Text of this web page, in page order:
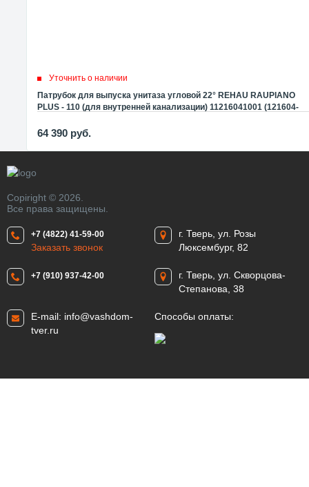
Уточнить о наличии
Патрубок для выпуска унитаза угловой 22° REHAU RAUPIANO
PLUS - 110 (для внутренней канализации) 11216041001 (121604-
64 390 руб.
Copiright © 2026.
Все права защищены.
+7 (4822) 41-59-00
Заказать звонок
г. Тверь, ул. Розы
Люксембург, 82
+7 (910) 937-42-00
г. Тверь, ул. Скворцова-
Степанова, 38
E-mail: info@vashdom-
tver.ru
Способы оплаты: